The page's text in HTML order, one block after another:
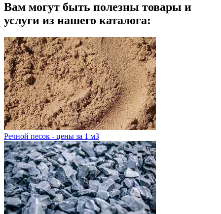
Вам могут быть полезны товары и
услуги из нашего каталога:
Речной песок - цены за 1 м3